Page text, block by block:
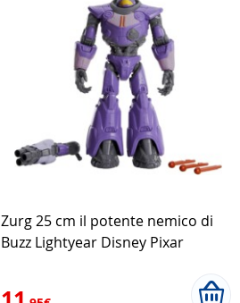
Zurg 25 cm il potente nemico di
Buzz Lightyear Disney Pixar